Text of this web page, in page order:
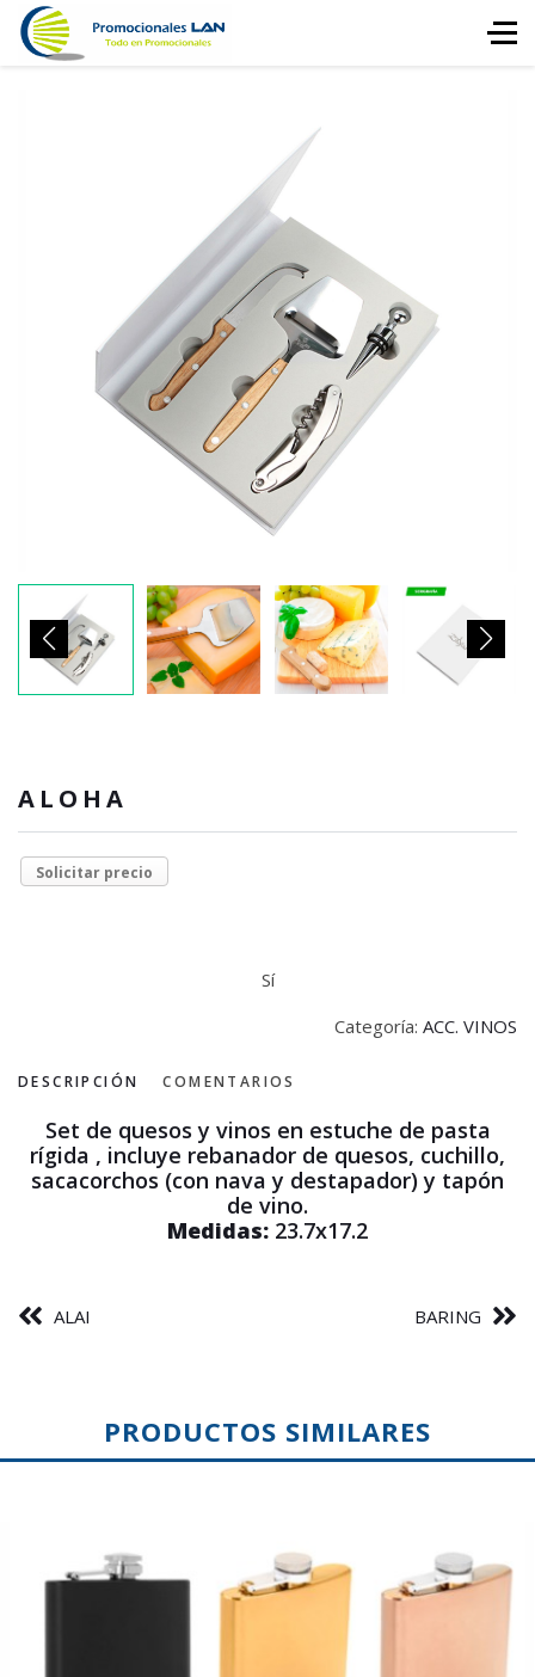
ALOHA
Solicitar precio
Sí
Categoría: ACC. VINOS
DESCRIPCIÓN COMENTARIOS
Set de quesos y vinos en estuche de pasta
rígida , incluye rebanador de quesos, cuchillo,
sacacorchos (con nava y destapador) y tapón
de vino.
Medidas: 23.7x17.2
ALAI BARING
PRODUCTOS SIMILARES